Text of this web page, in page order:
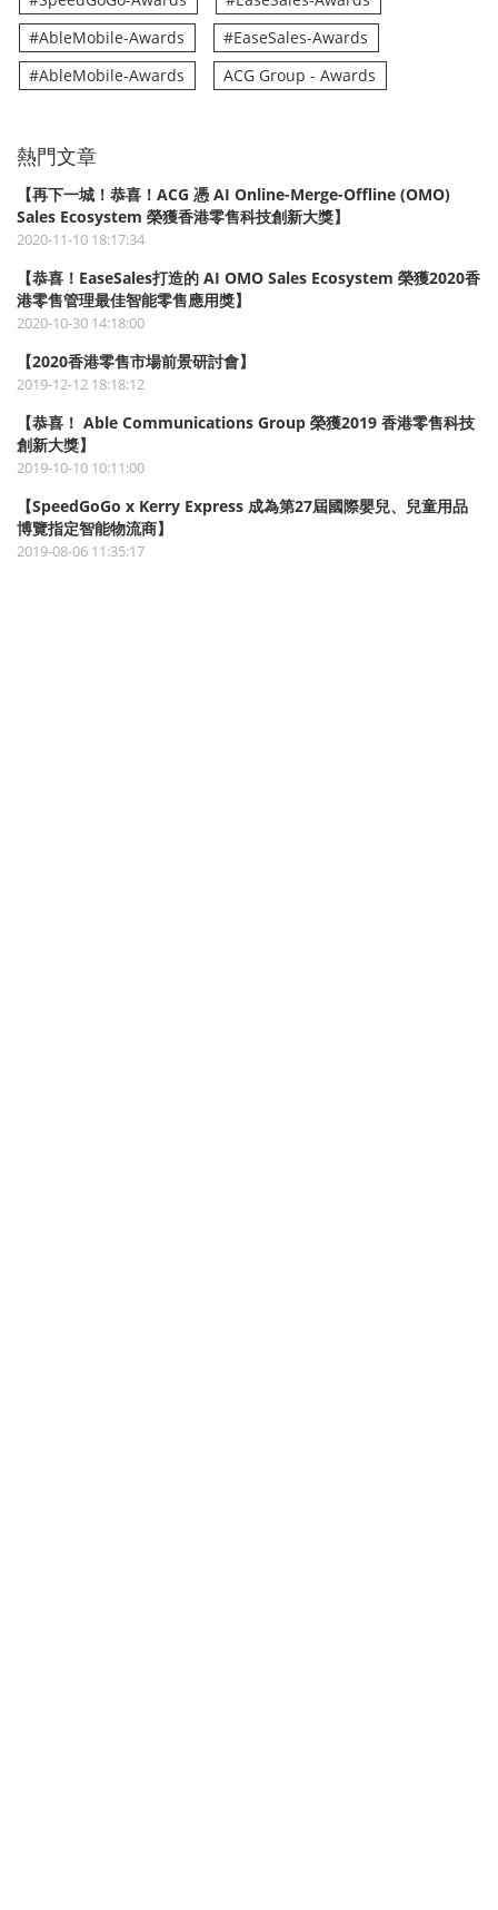
#AbleMobile-Awards
#EaseSales-Awards
#AbleMobile-Awards
ACG Group - Awards
熱門文章
【再下一城！恭喜！ACG 憑 AI Online-Merge-Offline (OMO)
Sales Ecosystem 榮獲香港零售科技創新大獎】
2020-11-10 18:17:34
【恭喜！EaseSales打造的 AI OMO Sales Ecosystem 榮獲2020香
港零售管理最佳智能零售應用獎】
2020-10-30 14:18:00
【2020香港零售市場前景研討會】
2019-12-12 18:18:12
【恭喜！ Able Communications Group 榮獲2019 香港零售科技
創新大獎】
2019-10-10 10:11:00
【SpeedGoGo x Kerry Express 成為第27屆國際嬰兒、兒童用品
博覽指定智能物流商】
2019-08-06 11:35:17